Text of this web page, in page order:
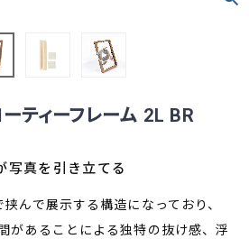
ティーフレーム 2L BR
写真を引き立てる
んで展示する構造になっており、
があることによる独特の抜け感、浮